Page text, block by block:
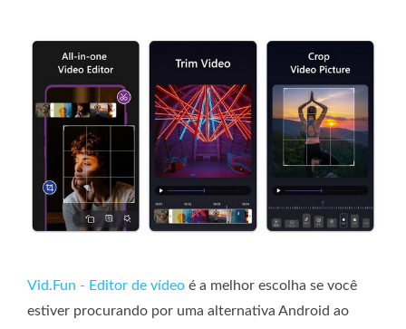
Vid.Fun - Editor de vídeo é a melhor escolha se você
estiver procurando por uma alternativa Android ao